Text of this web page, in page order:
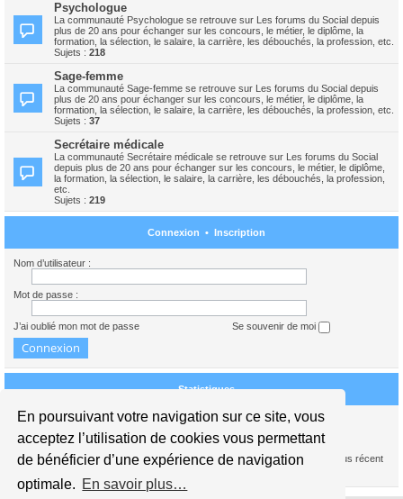
En poursuivant votre navigation sur ce site, vous
acceptez l’utilisation de cookies vous permettant
de bénéficier d’une expérience de navigation
optimale. En savoir plus…
Psychologue
La communauté Psychologue se retrouve sur Les forums du Social depuis
plus de 20 ans pour échanger sur les concours, le métier, le diplôme, la
formation, la sélection, le salaire, la carrière, les débouchés, la profession, etc.
Sujets : 218
Sage-femme
La communauté Sage-femme se retrouve sur Les forums du Social depuis
plus de 20 ans pour échanger sur les concours, le métier, le diplôme, la
formation, la sélection, le salaire, la carrière, les débouchés, la profession, etc.
Sujets : 37
Secrétaire médicale
La communauté Secrétaire médicale se retrouve sur Les forums du Social
depuis plus de 20 ans pour échanger sur les concours, le métier, le diplôme,
la formation, la sélection, le salaire, la carrière, les débouchés, la profession,
etc.
Sujets : 219
Connexion • Inscription
Nom d’utilisateur :
Mot de passe :
J’ai oublié mon mot de passe Se souvenir de moi
Statistiques
Nous sommes le 09 août 2026 10:01
1739386messages •245441 sujets •15941membres • Notre membre le plus récent